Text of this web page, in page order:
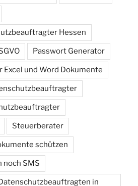
Hessen
Passwort Generator
und Word Dokumente
Steuerberater
schützen
noch SMS
in